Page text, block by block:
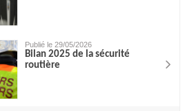
Publié le 29/05/2026
Bilan 2025 de la sécurité
routière